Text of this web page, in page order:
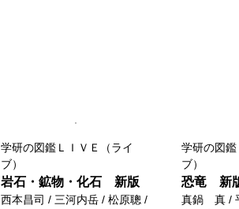
学研の図鑑ＬＩＶＥ（ライ
ブ）
岩石・鉱物・化石 新版
西本昌司 / 三河内岳 / 松原聰 /
学研の図
ブ）
恐竜 新
真鍋 真 /